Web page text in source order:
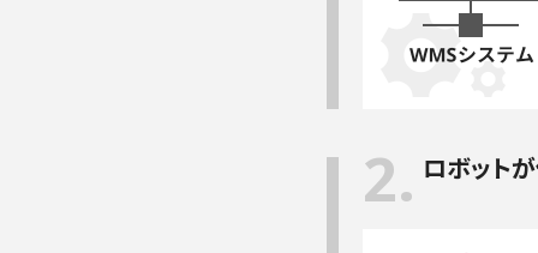
2. ロボット